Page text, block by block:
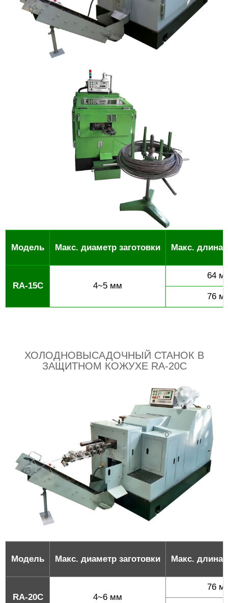
Модель Макс. диаметр заготовки Макс. длина
RA-15C 4~5 мм
64
76
ХОЛОДНОВЫСАДОЧНЫЙ СТАНОК В
ЗАЩИТНОМ КОЖУХЕ RA-20C
Модель Макс. диаметр заготовки Макс. длина
RA-20C 4~6 мм
76